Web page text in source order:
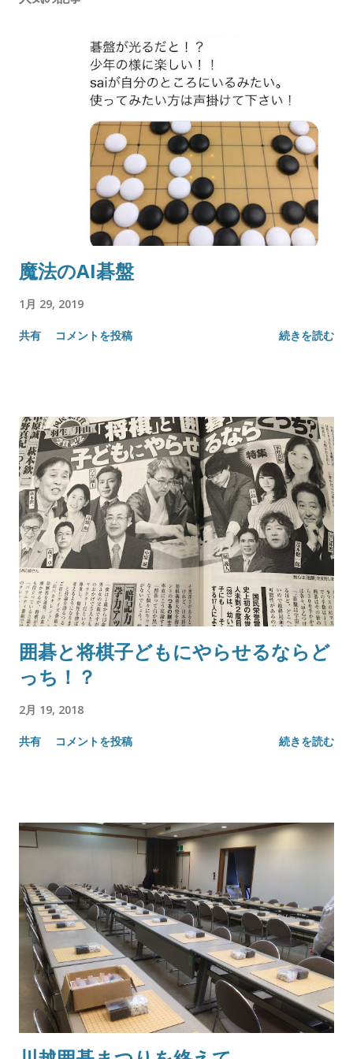
魔法のAI碁盤
1月 29, 2019
共有 コメントを投稿 続きを読む
囲碁と将棋子どもにやらせるならど
っち！？
2月 19, 2018
共有 コメントを投稿 続きを読む